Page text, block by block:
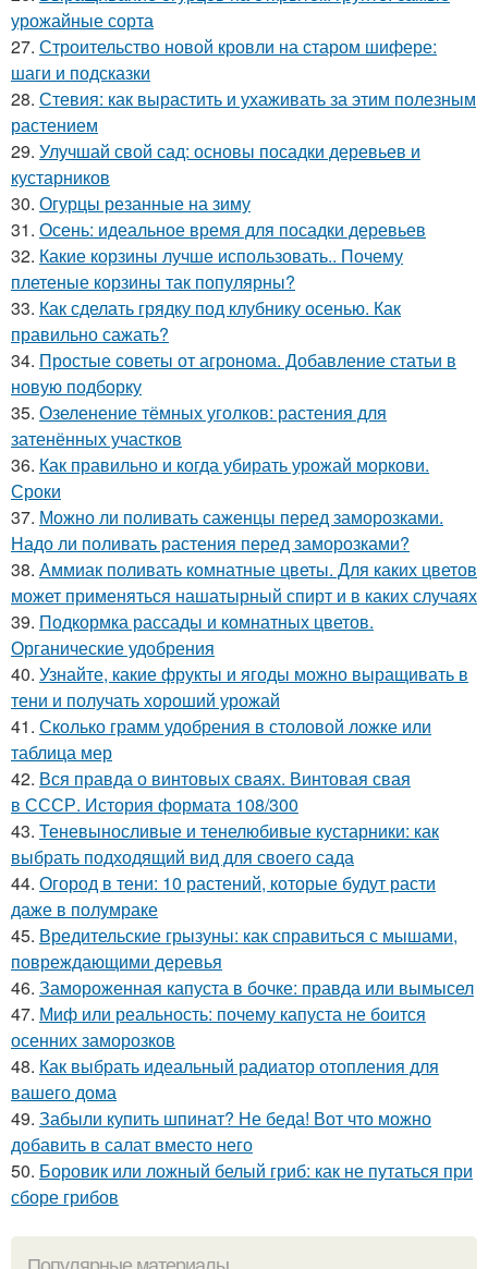
урожайные сорта
27. Строительство новой кровли на старом шифере:
шаги и подсказки
28. Стевия: как вырастить и ухаживать за этим полезным
растением
29. Улучшай свой сад: основы посадки деревьев и
кустарников
30. Огурцы резанные на зиму
31. Осень: идеальное время для посадки деревьев
32. Какие корзины лучше использовать.. Почему
плетеные корзины так популярны?
33. Как сделать грядку под клубнику осенью. Как
правильно сажать?
34. Простые советы от агронома. Добавление статьи в
новую подборку
35. Озеленение тёмных уголков: растения для
затенённых участков
36. Как правильно и когда убирать урожай моркови.
Сроки
37. Можно ли поливать саженцы перед заморозками.
Надо ли поливать растения перед заморозками?
38. Аммиак поливать комнатные цветы. Для каких цветов
может применяться нашатырный спирт и в каких случаях
39. Подкормка рассады и комнатных цветов.
Органические удобрения
40. Узнайте, какие фрукты и ягоды можно выращивать в
тени и получать хороший урожай
41. Сколько грамм удобрения в столовой ложке или
таблица мер
42. Вся правда о винтовых сваях. Винтовая свая
в СССР. История формата 108/300
43. Теневыносливые и тенелюбивые кустарники: как
выбрать подходящий вид для своего сада
44. Огород в тени: 10 растений, которые будут расти
даже в полумраке
45. Вредительские грызуны: как справиться с мышами,
повреждающими деревья
46. Замороженная капуста в бочке: правда или вымысел
47. Миф или реальность: почему капуста не боится
осенних заморозков
48. Как выбрать идеальный радиатор отопления для
вашего дома
49. Забыли купить шпинат? Не беда! Вот что можно
добавить в салат вместо него
50. Боровик или ложный белый гриб: как не путаться при
сборе грибов